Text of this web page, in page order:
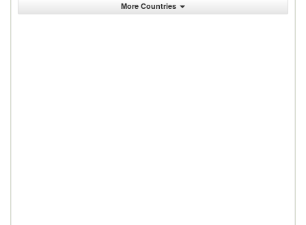
More Countries